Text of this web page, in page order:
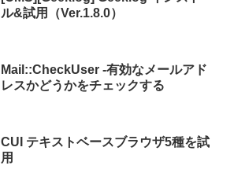
ル&試用（Ver.1.8.0）
Mail::CheckUser -有効なメールアド
レスかどうかをチェックする
CUI テキストベースブラウザ5種を試
用